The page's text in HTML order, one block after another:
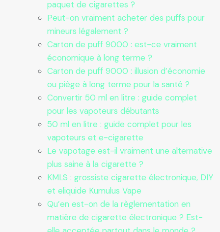
paquet de cigarettes ?
Peut-on vraiment acheter des puffs pour
mineurs légalement ?
Carton de puff 9000 : est-ce vraiment
économique à long terme ?
Carton de puff 9000 : illusion d’économie
ou piège à long terme pour la santé ?
Convertir 50 ml en litre : guide complet
pour les vapoteurs débutants
50 ml en litre : guide complet pour les
vapoteurs et e-cigarette
Le vapotage est-il vraiment une alternative
plus saine à la cigarette ?
KMLS : grossiste cigarette électronique, DIY
et eliquide Kumulus Vape
Qu’en est-on de la règlementation en
matière de cigarette électronique ? Est-